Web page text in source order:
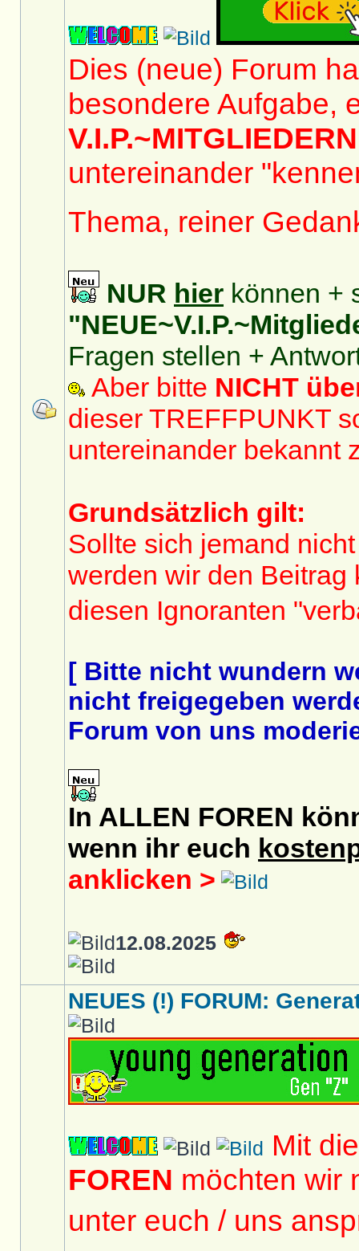
Dies (neue) Forum
besondere Aufgabe,
V.I.P.~MITGLIEDERN
untereinander
Thema, reiner
NUR hier können +
Fragen stellen +
Aber bitte NICHT
dieser TREFFPUNKT
untereinander bekannt
Grundsätzlich gilt:
Sollte sich jemand
werden wir den Beitrag
diesen Ignoranten
[ Bitte nicht wundern
nicht freigegeben
Forum von uns
In ALLEN FOREN
wenn ihr euch
anklicken >
12.08.2025
NEUES (!) FORUM:
Mit
FOREN möchten wir
unter euch / uns